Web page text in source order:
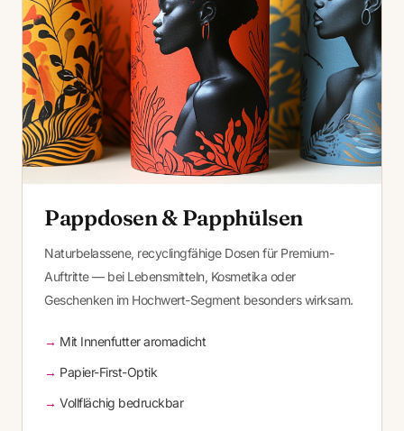
Pappdosen & Papphülsen
Naturbelassene, recyclingfähige Dosen für Premium-
Auftritte — bei Lebensmitteln, Kosmetika oder
Geschenken im Hochwert-Segment besonders wirksam.
Mit Innenfutter aromadicht
Papier-First-Optik
Vollflächig bedruckbar